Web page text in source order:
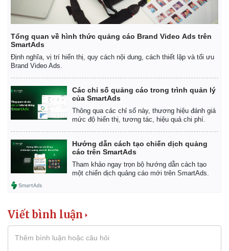
Tổng quan về hình thức quảng cáo Brand Video Ads trên
SmartAds
Định nghĩa, vị trí hiển thị, quy cách nội dung, cách thiết lập và tối ưu
Brand Video Ads.
Các chỉ số quảng cáo trong trình quản lý
của SmartAds
Thông qua các chỉ số này, thương hiệu đánh giá
mức độ hiển thị, tương tác, hiệu quả chi phí.
Hướng dẫn cách tạo chiến dịch quảng
cáo trên SmartAds
Tham khảo ngay trọn bộ hướng dẫn cách tạo
một chiến dịch quảng cáo mới trên SmartAds.
Viết bình luận